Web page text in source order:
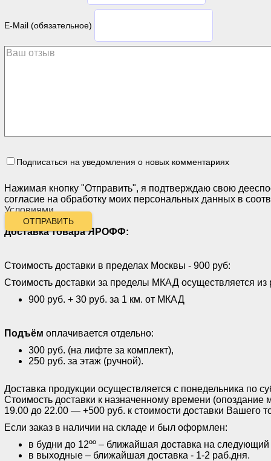
E-Mail (обязательное)
Подписаться на уведомления о новых комментариях
Нажимая кнопку "Отправить", я подтверждаю свою
согласие на обработку моих персональных данных в
Условиями.
ОТПРАВИТЬ
Доставка товара ЯРОФФ:
Стоимость доставки в пределах Москвы - 900 руб:
Стоимость доставки за пределы МКАД осуществляется из
900 руб. + 30 руб. за 1 км. от МКАД
Подъём оплачивается отдельно:
300 руб. (на лифте за комплект),
250 руб. за этаж (ручной).
Доставка продукции осуществляется с понедельника по
Стоимость доставки к назначенному времени (опоздание
19.00 до 22.00 — +500 руб. к стоимости доставки Вашего
Если заказ в наличии на складе и был оформлен:
в будни до 12ºº – ближайшая доставка на следующий
в выходные – ближайшая доставка - 1-2 раб.дня.